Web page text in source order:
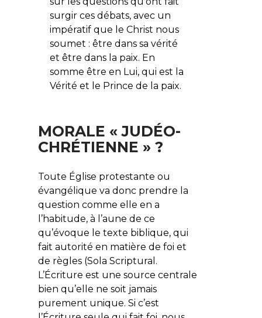
surgir ces débats, avec un
impératif que le Christ nous
soumet : être dans sa vérité
et être dans la paix. En
somme être en Lui, qui est la
Vérité et le Prince de la paix.
MORALE « JUDÉO-
CHRÉTIENNE » ?
Toute Église protestante ou
évangélique va donc prendre la
question comme elle en a
l’habitude, à l’aune de ce
qu’évoque le texte biblique, qui
fait autorité en matière de foi et
de règles (Sola Scriptural .
L’Écriture est une source centrale
bien qu’elle ne soit jamais
purement unique. Si c’est